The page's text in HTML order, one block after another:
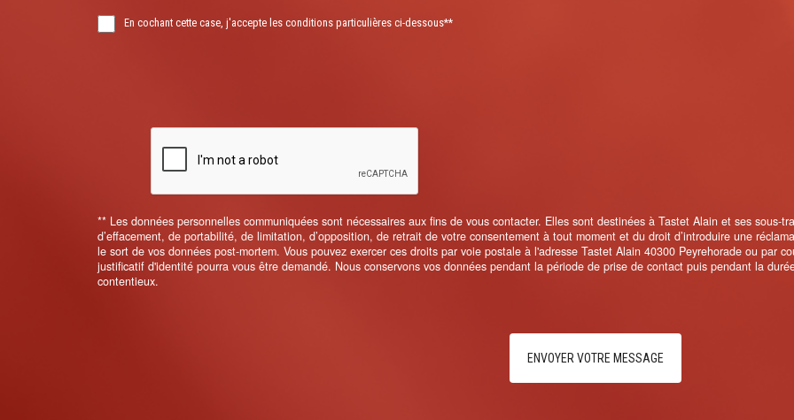
En cochant cette case, j'accepte les conditions particulières ci-dessous**
** Les données personnelles communiquées sont nécessaires aux fins de vous contacter. Elles sont destinées à Tastet Alain et ses sous-
d’effacement, de portabilité, de limitation, d’opposition, de retrait de votre consentement à tout moment et du droit d’introduire une
le sort de vos données post-mortem. Vous pouvez exercer ces droits par voie postale à l'adresse Tastet Alain 40300 Peyrehorade ou par
justificatif d'identité pourra vous être demandé. Nous conservons vos données pendant la période de prise de contact puis pendant la
contentieux.
ENVOYER VOTRE MESSAGE